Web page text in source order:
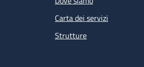
Carta dei servizi
Strutture